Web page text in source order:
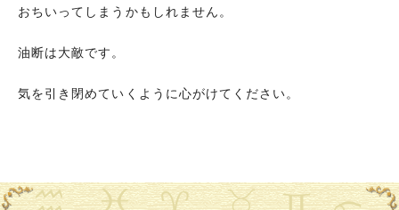
おちいってしまうかもしれません。
油断は大敵です。
気を引き閉めていくように心がけてください。